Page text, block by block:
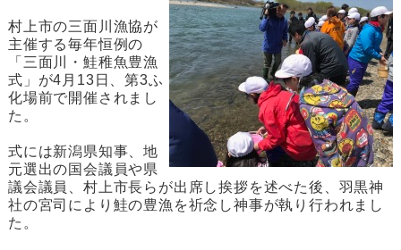
村上市の三面川漁協が
主催する毎年恒例の
「三面川・鮭稚魚豊漁
式」が4月13日、第3ふ
化場前で開催されまし
た。
式には新潟県知事、地
元選出の国会議員や県
議会議員、村上市長らが出席し挨拶を述べた後、羽黒神
社の宮司により鮭の豊漁を祈念し神事が執り行われまし
た。